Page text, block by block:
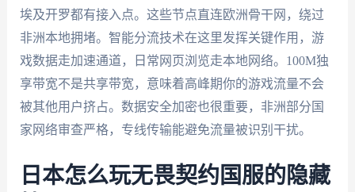
埃及开罗都有接入点。这些节点直连欧洲骨干网，绕过
非洲本地拥堵。智能分流技术在这里发挥关键作用，游
戏数据走加速通道，日常网页浏览走本地网络。100M独
享带宽不是共享带宽，意味着高峰期你的游戏流量不会
被其他用户挤占。数据安全加密也很重要，非洲部分国
家网络审查严格，专线传输能避免流量被识别干扰。
日本怎么玩无畏契约国服的隐藏